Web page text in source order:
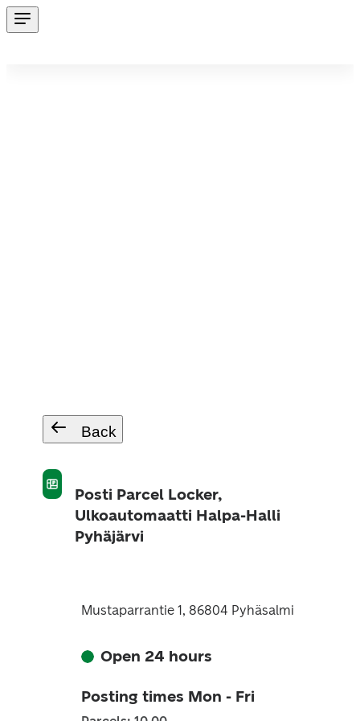
Back
Posti Parcel Locker,
Ulkoautomaatti Halpa-Halli
Pyhäjärvi
Mustaparrantie 1, 86804 Pyhäsalmi
Open 24 hours
Posting times Mon - Fri